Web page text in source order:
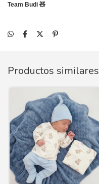
Team Budi 🧸
Productos similares